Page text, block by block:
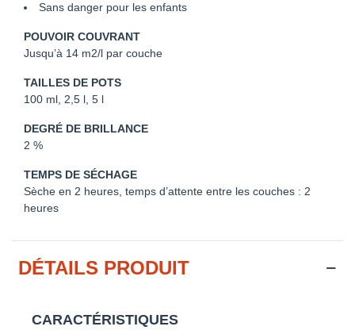
Sans danger pour les enfants
POUVOIR COUVRANT
Jusqu’à 14 m2/l par couche
TAILLES DE POTS
100 ml, 2,5 l, 5 l
DEGRÉ DE BRILLANCE
2 %
TEMPS DE SÉCHAGE
Sèche en 2 heures, temps d’attente entre les couches : 2
heures
DÉTAILS PRODUIT
CARACTÉRISTIQUES